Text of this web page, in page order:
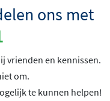
ons met
vrienden en kennissen.
om.
te kunnen helpen!